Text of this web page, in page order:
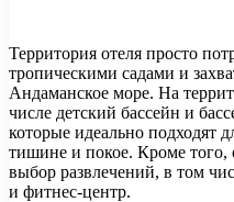
Территория отеля просто
тропическими садами и
Андаманское море. На
числе детский бассейн и
которые идеально подходят
тишине и покое. Кроме того,
выбор развлечений, в том
и фитнес-центр.